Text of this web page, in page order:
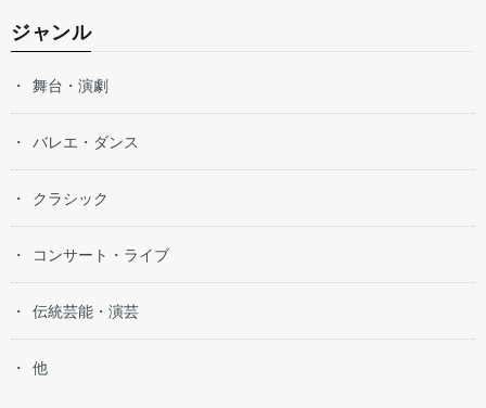
ジャンル
舞台・演劇
バレエ・ダンス
クラシック
コンサート・ライブ
伝統芸能・演芸
他